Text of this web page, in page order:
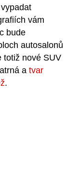
vám
bude
autosalonů
totiž nové SUV
a tvar
.